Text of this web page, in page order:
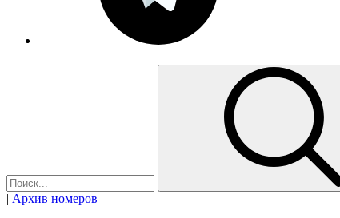
| Архив номеров